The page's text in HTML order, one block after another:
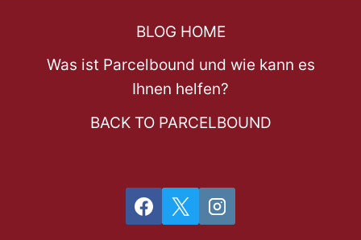
BLOG HOME
Was ist Parcelbound und wie kann es
Ihnen helfen?
BACK TO PARCELBOUND